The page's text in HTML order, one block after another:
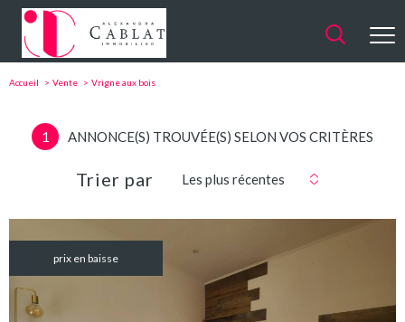
Accueil Vente Vrigne aux bois
1 ANNONCE(S) TROUVÉE(S) SELON VOS CRITÈRES
Trier par Les plus récentes
prix en baisse